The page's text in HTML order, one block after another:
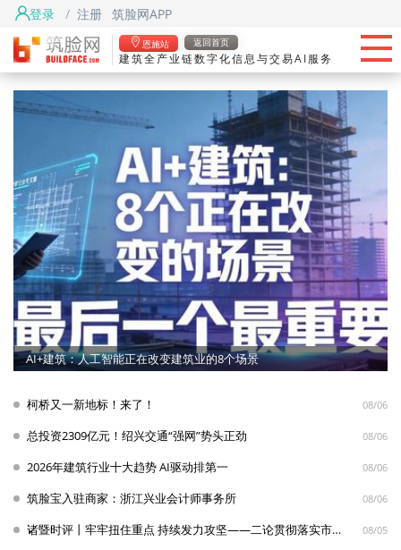
登录 / 注册 筑脸网APP
恩施站 返回首页
建筑全产业链数字化信息与交易AI服务
头条
筑脸项目
找资源
筑脸吧
从世界人工智能大会看建筑机器人的工程化发展
柯桥又一新地标！来了！ 08/06
总投资2309亿元！绍兴交通“强网”势头正劲 08/06
2026年建筑行业十大趋势 AI驱动排第一 08/06
筑脸宝入驻商家：浙江兴业会计师事务所 08/06
诸暨时评丨牢牢扭住重点 持续发力攻坚——二论贯彻落实市委十七届九次全体会议暨市政府十八届九次全体会议精神 08/05